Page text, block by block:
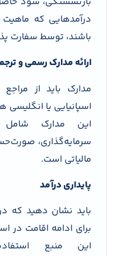
درآمدهایی که ماهیت
باشند، توسط سفارت
ارائه مدارک رسمی و
مدارک باید از
اسپانیایی یا انگلیسی
این مدارک شامل
سرمایه‌گذاری،
مالیاتی است.
پایداری درآمد
باید نشان دهید که
برای ادامه اقامت در
این منبع